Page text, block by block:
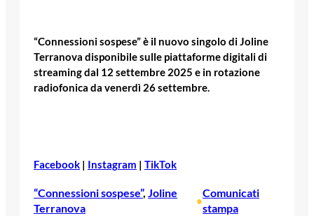
“Connessioni sospese” è il nuovo singolo di Joline
Terranova disponibile sulle piattaforme digitali di
streaming dal 12 settembre 2025 e in rotazione
radiofonica da venerdì 26 settembre.
Facebook | Instagram | TikTok
“Connessioni sospese”, Joline
Terranova
•
Comunicati
stampa